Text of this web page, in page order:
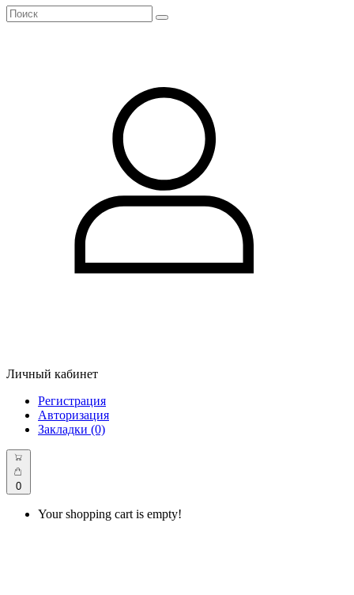
Личный кабинет
Регистрация
Авторизация
Закладки (0)
0
Your shopping cart is empty!